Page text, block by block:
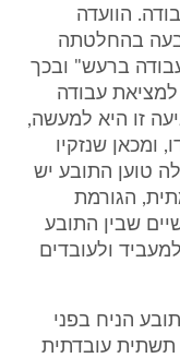
הוועדה
בהחלטתה
עבודה ברעש" ובכך
עבודה
זו היא למעשה,
ומכאן שנזקיו
טוען התובע יש
הגורמת
שבין התובע
ולעובדים
הניח בפני
תשתית עובדתית